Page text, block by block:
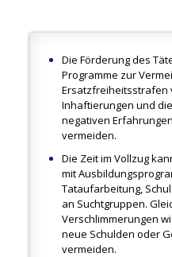
Die Förderung des
Programme zur
Ersatzfreiheitsstrafen
Inhaftierungen und
negativen
vermeiden.
Die Zeit im Vollzug
mit
Tataufarbeitung,
an Suchtgruppen.
Verschlimmerungen
neue Schulden oder
vermeiden.